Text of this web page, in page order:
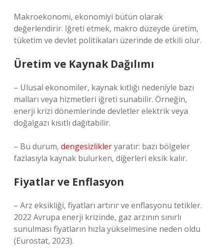
Makroekonomi, ekonomiyi bütün olarak
değerlendirir. Iğreti etmek, makro düzeyde üretim,
tüketim ve devlet politikaları üzerinde de etkili olur.
Üretim ve Kaynak Dağılımı
– Ulusal ekonomiler, kaynak kıtlığı nedeniyle bazı
malları veya hizmetleri iğreti sunabilir. Örneğin,
enerji krizi dönemlerinde devletler elektrik veya
doğalgazı kısıtlı dağıtabilir.
– Bu durum, dengesizlikleryaratır: bazı bölgeler
fazlasıyla kaynak bulurken, diğerleri eksik kalır.
Fiyatlar ve Enflasyon
– Arz eksikliği, fiyatları artırır ve enflasyonu tetikler.
2022 Avrupa enerji krizinde, gaz arzının sınırlı
sunulması fiyatların hızla yükselmesine neden oldu
(Eurostat, 2023).